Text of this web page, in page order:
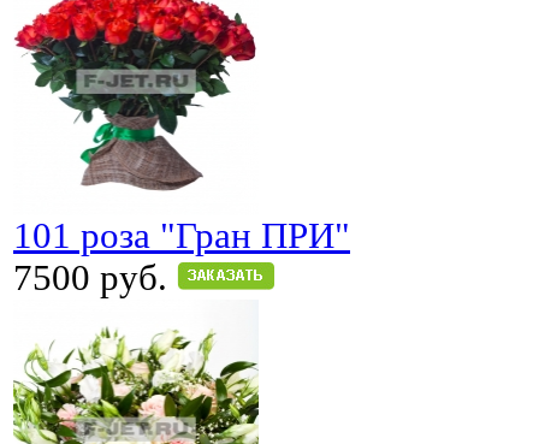
101 роза "Гран ПРИ"
7500 руб.